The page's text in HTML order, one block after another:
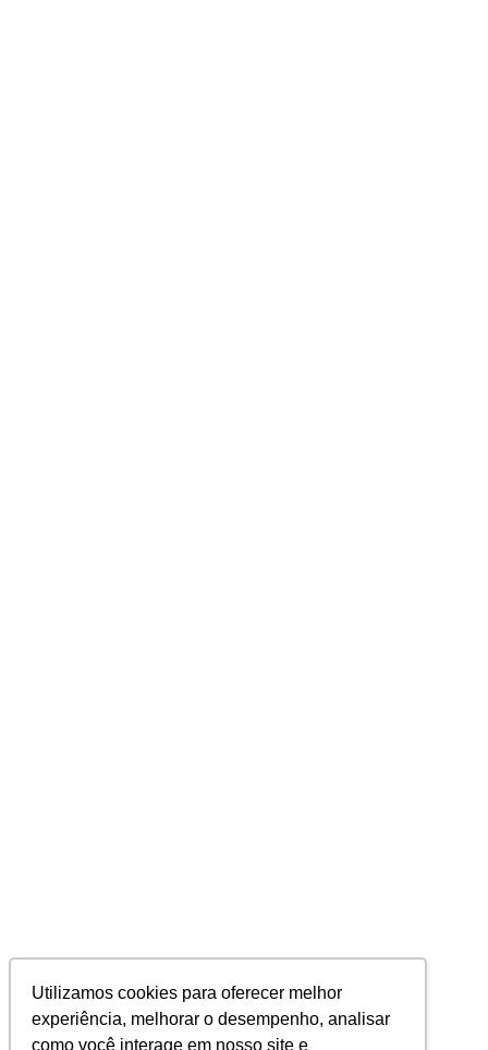
Utilizamos cookies para oferecer melhor
experiência, melhorar o desempenho, analisar
como você interage em nosso site e